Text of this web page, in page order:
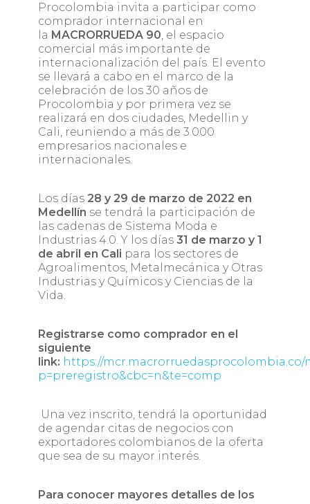
Procolombia invita a participar como
comprador internacional en
la MACRORRUEDA 90, el espacio
comercial más importante de
internacionalización del país. El evento
se llevará a cabo en el marco de la
celebración de los 30 años de
Procolombia y por primera vez se
realizará en dos ciudades, Medellin y
Cali, reuniendo a más de 3.000
empresarios nacionales e
internacionales.
Los días 28 y 29 de marzo de 2022 en
Medellín se tendrá la participación de
las cadenas de Sistema Moda e
Industrias 4.0. Y los días 31 de marzo y 1
de abril en Cali para los sectores de
Agroalimentos, Metalmecánica y Otras
Industrias y Químicos y Ciencias de la
Vida.
Registrarse como comprador en el
siguiente
link: https://
p=preregistro&cbc=n&te=comp
U na vez inscrito, tendrá la oportunidad
de agendar citas de negocios con
exportadores colombianos de la oferta
que sea de su mayor interés.
Para conocer mayores detalles de los